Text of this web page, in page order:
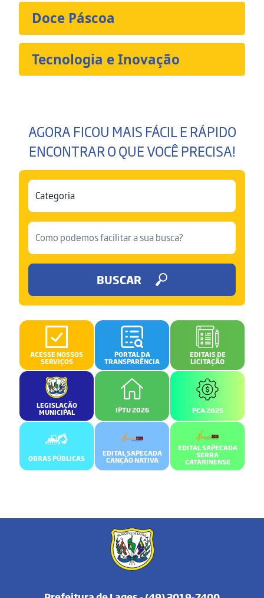
Doce Páscoa
Tecnologia e Inovação
AGORA FICOU MAIS FÁCIL E RÁPIDO
ENCONTRAR O QUE VOCÊ PRECISA!
BUSCAR
ACESSE NOSSOS
SERVIÇOS
PORTAL DA
TRANSPARÊNCIA
EDITAIS DE
LICITAÇÃO
LEGISLAÇÃO
MUNICIPAL IPTU 2026 PCA 2025
OBRAS PÚBLICAS
EDITAL SAPECADA
CANÇÃO NATIVA
EDITAL SAPECADA
SERRA
CATARINENSE